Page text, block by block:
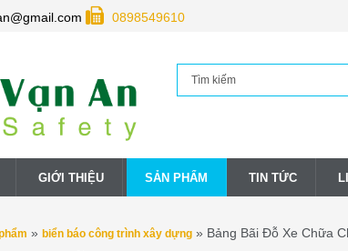
0898549610
GIỚI THIỆU SẢN PHẨM TIN TỨC
» biển báo công trình xây dựng » Bảng Bãi Đỗ Xe Chữa